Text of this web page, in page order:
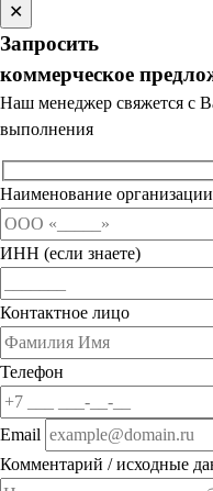
✕
Запросить
коммерческое
Наш менеджер свяжется с
выполнения
Наименование организации
ИНН (если знаете)
Контактное лицо
Телефон
Email
Комментарий / исходные